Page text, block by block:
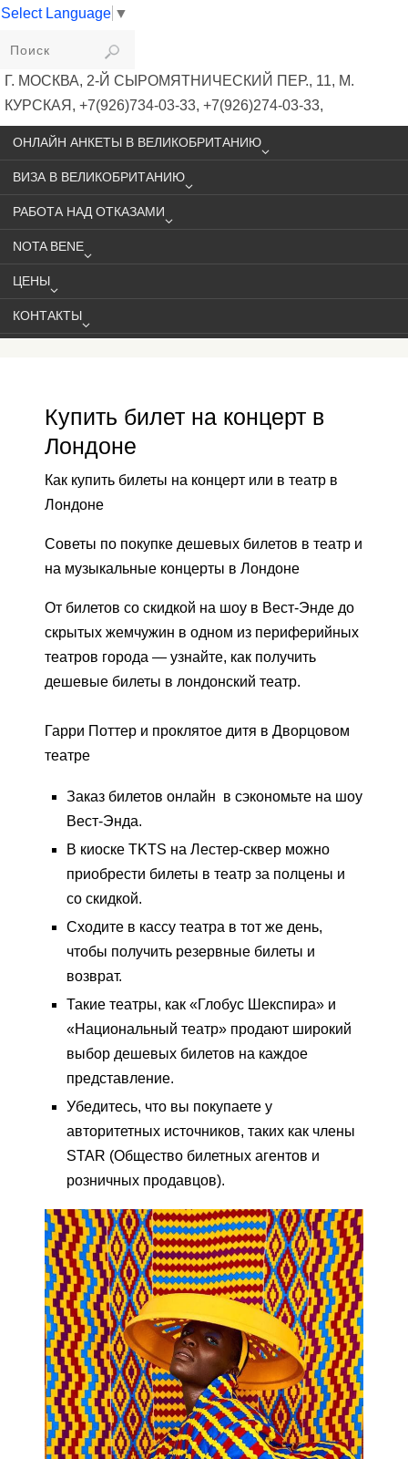
Select Language ▼
VIKIVISA
Г. МОСКВА, 2-Й СЫРОМЯТНИЧЕСКИЙ ПЕР., 11, М.
КУРСКАЯ, +7(926)734-03-33, +7(926)274-03-33,
VISA@VIKIVISA.RU
ОНЛАЙН АНКЕТЫ В ВЕЛИКОБРИТАНИЮ
ВИЗА В ВЕЛИКОБРИТАНИЮ
РАБОТА НАД ОТКАЗАМИ
NOTA BENE
ЦЕНЫ
КОНТАКТЫ
Купить билет на концерт в
Лондоне
Как купить билеты на концерт или в театр в
Лондоне
Советы по покупке дешевых билетов в театр и
на музыкальные концерты в Лондоне
От билетов со скидкой на шоу в Вест-Энде до
скрытых жемчужин в одном из периферийных
театров города — узнайте, как получить
дешевые билеты в лондонский театр.
Гарри Поттер и проклятое дитя в Дворцовом
театре
Заказ билетов онлайн в сэкономьте на шоу
Вест-Энда.
В киоске TKTS на Лестер-сквер можно
приобрести билеты в театр за полцены и
со скидкой.
Сходите в кассу театра в тот же день,
чтобы получить резервные билеты и
возврат.
Такие театры, как «Глобус Шекспира» и
«Национальный театр» продают широкий
выбор дешевых билетов на каждое
представление.
Убедитесь, что вы покупаете у
авторитетных источников, таких как члены
STAR (Общество билетных агентов и
розничных продавцов).